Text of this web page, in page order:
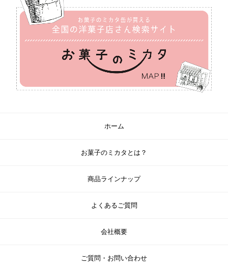
ホーム
お菓子のミカタとは？
商品ラインナップ
よくあるご質問
会社概要
ご質問・お問い合わせ